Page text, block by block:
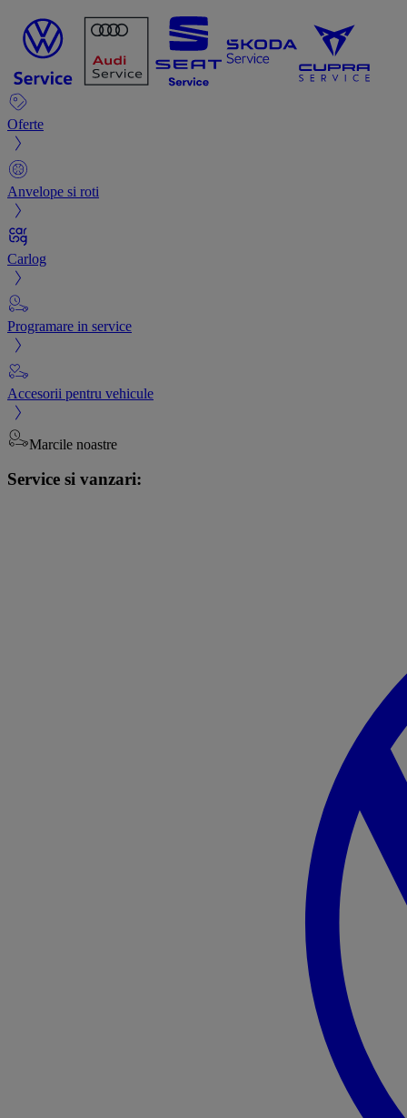
Oferte
Anvelope si roti
Carlog
Programare in service
Accesorii pentru vehicule
Marcile noastre
Service si vanzari: